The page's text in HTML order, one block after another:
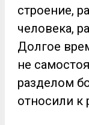
строение,
человека,
Долгое
не
разделом
относили к